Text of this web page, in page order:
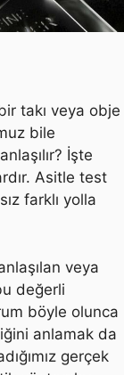
takı veya obje
bile
İşte
Asitle test
farklı yolla
veya
değerli
böyle olunca
anlamak da
gerçek